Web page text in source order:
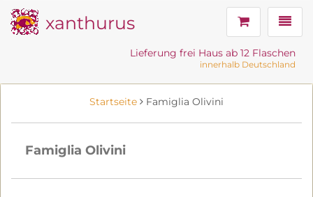
xanthurus
Lieferung frei Haus ab 12 Flaschen
innerhalb Deutschland
Startseite Famiglia Olivini
Famiglia Olivini